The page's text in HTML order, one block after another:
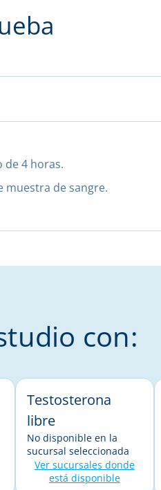
de 4 horas.
muestra de sangre.
con:
Testosterona
libre
No disponible en la
sucursal seleccionada
Ver sucursales donde
está disponible